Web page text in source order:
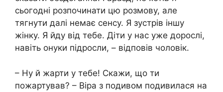
сьогодні розпочинати цю розмову, але
тягнути далі немає сенсу. Я зустрів іншу
жінку. Я йду від тебе. Діти у нас уже дорослі,
навіть онуки підросли, – відповів чоловік.
– Ну й жарти у тебе! Скажи, що ти
пожартував? – Віра з подивом подивилася на